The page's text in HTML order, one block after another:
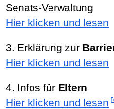
Senats-Verwaltung
Hier klicken und lesen
3. Erklärung zur
Hier klicken und lesen
4. Infos für Eltern
Hier klicken und lesen